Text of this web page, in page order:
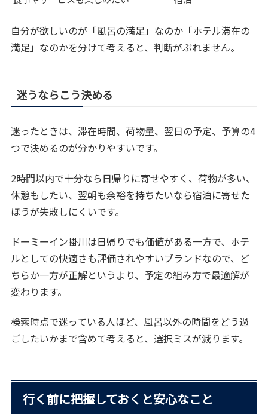
自分が欲しいのが「風呂の満足」なのか「ホテル滞在の
満足」なのかを分けて考えると、判断がぶれません。
迷うならこう決める
迷ったときは、滞在時間、荷物量、翌日の予定、予算の4
つで決めるのが分かりやすいです。
2時間以内で十分なら日帰りに寄せやすく、荷物が多い、
休憩もしたい、翌朝も余裕を持ちたいなら宿泊に寄せた
ほうが失敗しにくいです。
ドーミーイン掛川は日帰りでも価値がある一方で、ホテ
ルとしての快適さも評価されやすいブランドなので、ど
ちらか一方が正解というより、予定の組み方で最適解が
変わります。
検索時点で迷っている人ほど、風呂以外の時間をどう過
ごしたいかまで含めて考えると、選択ミスが減ります。
行く前に把握しておくと安心なこと